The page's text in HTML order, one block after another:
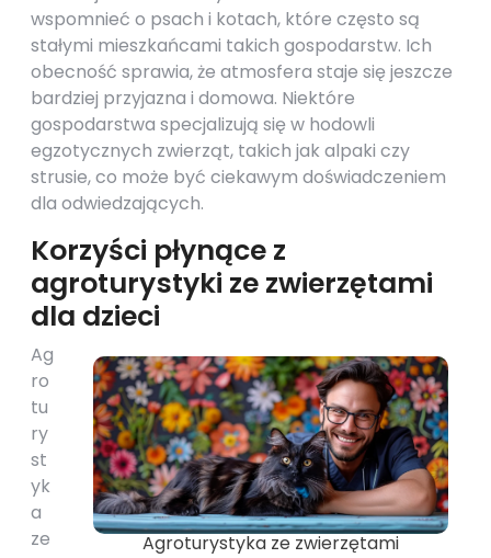
wspomnieć o psach i kotach, które często są
stałymi mieszkańcami takich gospodarstw. Ich
obecność sprawia, że atmosfera staje się jeszcze
bardziej przyjazna i domowa. Niektóre
gospodarstwa specjalizują się w hodowli
egzotycznych zwierząt, takich jak alpaki czy
strusie, co może być ciekawym doświadczeniem
dla odwiedzających.
Korzyści płynące z
agroturystyki ze zwierzętami
dla dzieci
Agroturystyka ze zwierzętami
Ag
ro
tu
ry
st
yk
a
ze